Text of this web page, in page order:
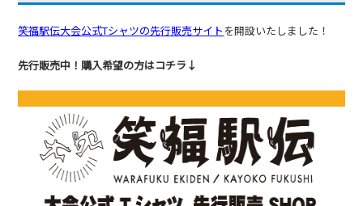
笑福駅伝大会公式Tシャツの先行販売サイト を開設いたしました！
先行販売中！購入希望の方はコチラ↓